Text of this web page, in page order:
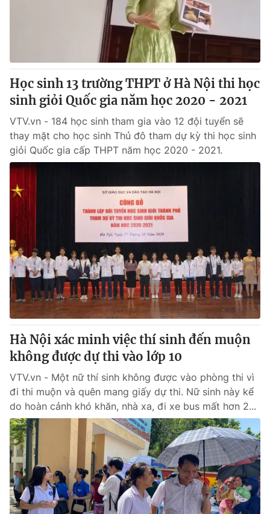
Học sinh 13 trường THPT ở Hà Nội thi học
sinh giỏi Quốc gia năm học 2020 - 2021
VTV.vn - 184 học sinh tham gia vào 12 đội tuyển sẽ
thay mặt cho học sinh Thủ đô tham dự kỳ thi học sinh
giỏi Quốc gia cấp THPT năm học 2020 - 2021.
Hà Nội xác minh việc thí sinh đến muộn
không được dự thi vào lớp 10
VTV.vn - Một nữ thí sinh không được vào phòng thi vì
đi thi muộn và quên mang giấy dự thi. Nữ sinh này kể
do hoàn cảnh khó khăn, nhà xa, đi xe bus mất hơn 2...